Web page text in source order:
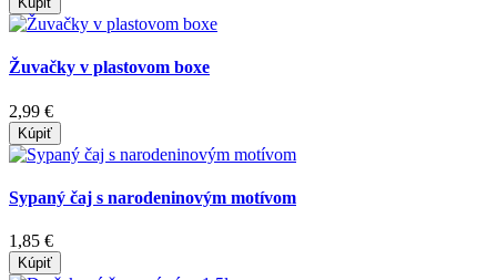
Žuvačky v plastovom boxe
2,99 €
Kúpiť
Sypaný čaj s narodeninovým motívom
1,85 €
Kúpiť